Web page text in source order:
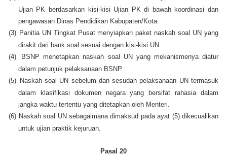
Ujian PK berdasarkan kisi-kisi Ujian PK di bawah koordinasi dan
pengawasan Dinas Pendidikan Kabupaten/Kota.
(3) Panitia UN Tingkat Pusat menyiapkan paket naskah soal UN yang
dirakit dari bank soal sesuai dengan kisi-kisi UN.
(4)
BSNP menetapkan naskah soal UN yang mekanismenya diatur
dalam petunjuk pelaksanaan BSNP.
(5) Naskah soal UN sebelum dan sesudah pelaksanaan UN termasuk
dalam klasifikasi dokumen negara yang bersifat rahasia dalam
jangka waktu tertentu yang ditetapkan oleh Menteri.
(6) Naskah soal UN sebagaimana dimaksud pada ayat (5) dikecualikan
untuk ujian praktik kejuruan.
Pasal 20